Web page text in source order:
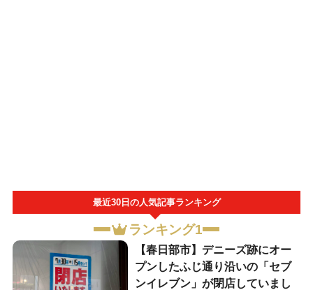
最近30日の人気記事ランキング
ランキング1
【春日部市】デニーズ跡にオー
プンしたふじ通り沿いの「セブ
ンイレブン」が閉店していまし